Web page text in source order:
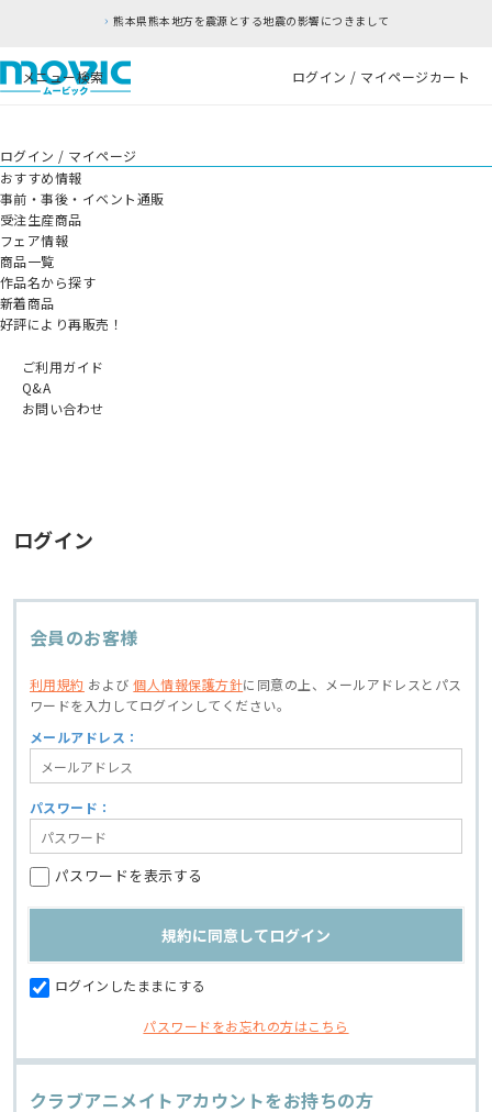
熊本県熊本地方を震源とする地震の影響につきまして
メニュー検索 ログイン / マイページカート
ログイン / マイページ
おすすめ情報
事前・事後・イベント通販
受注生産商品
フェア情報
商品一覧
作品名から探す
新着商品
好評により再販売！
ご利用ガイド
Q&A
お問い合わせ
ログイン
会員のお客様
利用規約 および個人情報保護方針に同意の上、
メールアドレスとパス
ワードを入力してログインしてください。
メールアドレス：
パスワード：
パスワードを表示する
ログインしたままにする
パスワードをお忘れの方はこちら
クラブアニメイトアカウントをお持ちの方